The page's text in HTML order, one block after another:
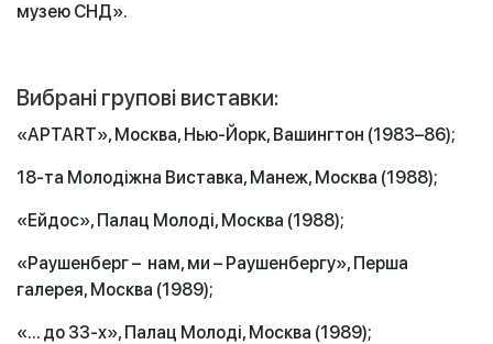
музею СНД».
Вибрані групові виставки:
«АPТАRТ», Москва, Нью-Йорк, Вашингтон (1983–86);
18-та Молодіжна Виставка, Манеж, Москва (1988);
«Ейдос», Палац Молоді, Москва (1988);
«Раушенберг – нам, ми – Раушенбергу», Перша
галерея, Москва (1989);
«... до 33-х», Палац Молоді, Москва (1989);